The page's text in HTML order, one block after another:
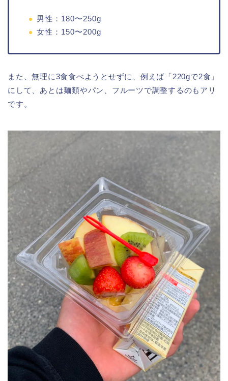
男性：180〜250g
女性：150〜200g
また、無理に3食食べようとせずに、例えば「220gで2食」
にして、あとは麺類やパン、フルーツで調整するのもアリ
です。